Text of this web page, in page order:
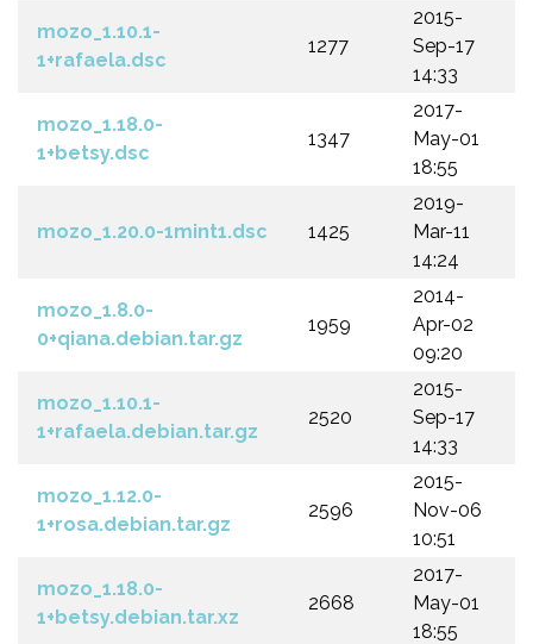
mozo_1.10.1-
1+rafaela.dsc
1277
2015-
Sep-17
14:33
mozo_1.18.0-
1+betsy.dsc
1347
2017-
May-01
18:55
mozo_1.20.0-1mint1.dsc 1425
2019-
Mar-11
14:24
mozo_1.8.0-
0+qiana.debian.tar.gz
1959
2014-
Apr-02
09:20
mozo_1.10.1-
1+rafaela.debian.tar.gz
2520
2015-
Sep-17
14:33
mozo_1.12.0-
1+rosa.debian.tar.gz
2596
2015-
Nov-06
10:51
mozo_1.18.0-
1+betsy.debian.tar.xz
2668
2017-
May-01
18:55